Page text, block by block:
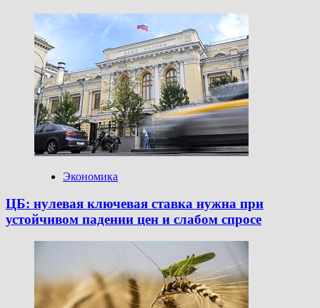
Экономика
ЦБ: нулевая ключевая ставка нужна при
устойчивом падении цен и слабом спросе